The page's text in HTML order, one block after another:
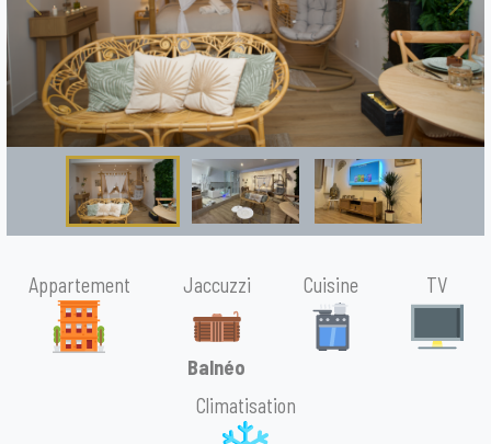
Previous Next
Appartement Jaccuzzi
Balnéo
Cuisine TV
Climatisation